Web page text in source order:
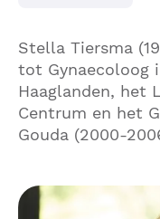
Stella Tiersma
tot Gynaecoloog
Haaglanden, het
Centrum en het
Gouda (2000-